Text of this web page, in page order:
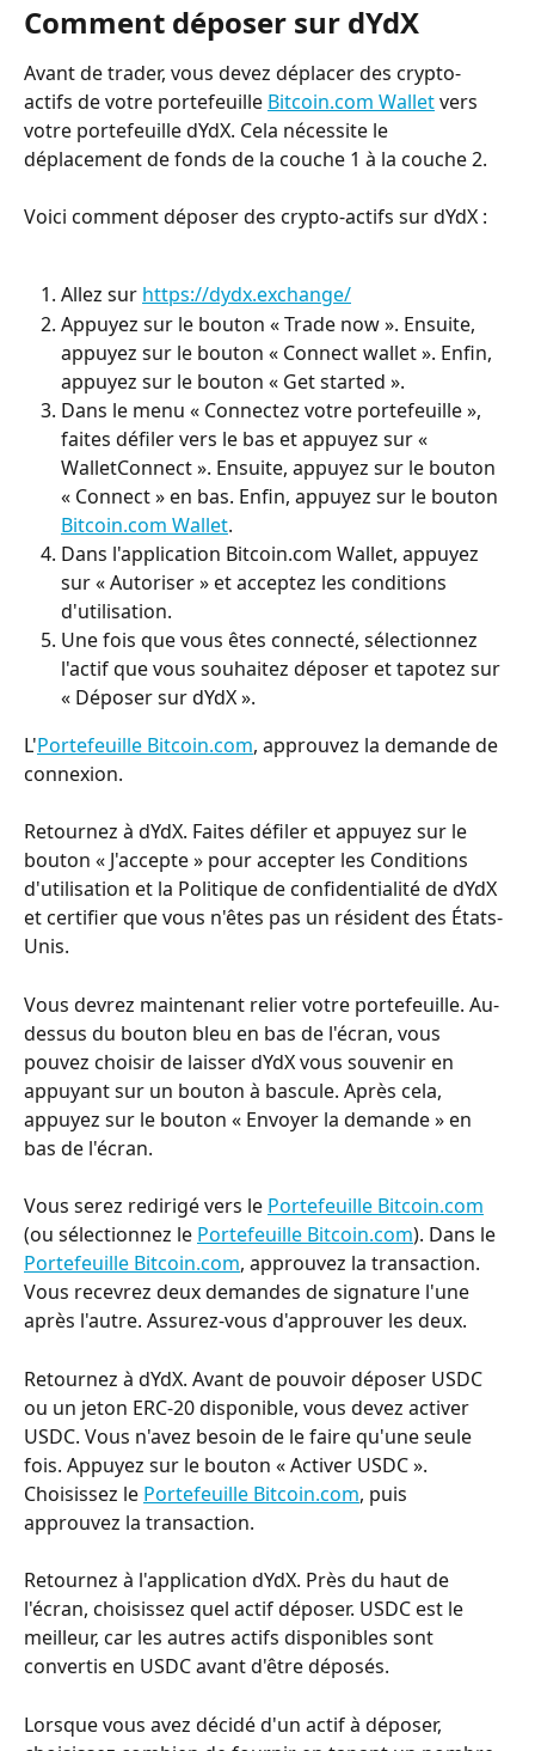
Comment déposer sur dYdX
Avant de trader, vous devez déplacer des crypto-
actifs de votre portefeuille Bitcoin.com Wallet vers
votre portefeuille dYdX. Cela nécessite le
déplacement de fonds de la couche 1 à la couche 2.
Voici comment déposer des crypto-actifs sur dYdX :
Allez sur https://dydx.exchange/
Appuyez sur le bouton « Trade now ». Ensuite,
appuyez sur le bouton « Connect wallet ». Enfin,
appuyez sur le bouton « Get started ».
Dans le menu « Connectez votre portefeuille »,
faites défiler vers le bas et appuyez sur «
WalletConnect ». Ensuite, appuyez sur le bouton
« Connect » en bas. Enfin, appuyez sur le bouton
Bitcoin.com Wallet.
Dans l'application Bitcoin.com Wallet, appuyez
sur « Autoriser » et acceptez les conditions
d'utilisation.
Une fois que vous êtes connecté, sélectionnez
l'actif que vous souhaitez déposer et tapotez sur
« Déposer sur dYdX ».
L'Portefeuille Bitcoin.com, approuvez la demande de
connexion.
Retournez à dYdX. Faites défiler et appuyez sur le
bouton « J'accepte » pour accepter les Conditions
d'utilisation et la Politique de confidentialité de dYdX
et certifier que vous n'êtes pas un résident des États-
Unis.
Vous devrez maintenant relier votre portefeuille. Au-
dessus du bouton bleu en bas de l'écran, vous
pouvez choisir de laisser dYdX vous souvenir en
appuyant sur un bouton à bascule. Après cela,
appuyez sur le bouton « Envoyer la demande » en
bas de l'écran.
Vous serez redirigé vers le Portefeuille Bitcoin.com
(ou sélectionnez le Portefeuille Bitcoin.com). Dans le
Portefeuille Bitcoin.com, approuvez la transaction.
Vous recevrez deux demandes de signature l'une
après l'autre. Assurez-vous d'approuver les deux.
Retournez à dYdX. Avant de pouvoir déposer USDC
ou un jeton ERC-20 disponible, vous devez activer
USDC. Vous n'avez besoin de le faire qu'une seule
fois. Appuyez sur le bouton « Activer USDC ».
Choisissez le Portefeuille Bitcoin.com, puis
approuvez la transaction.
Retournez à l'application dYdX. Près du haut de
l'écran, choisissez quel actif déposer. USDC est le
meilleur, car les autres actifs disponibles sont
convertis en USDC avant d'être déposés.
Lorsque vous avez décidé d'un actif à déposer,